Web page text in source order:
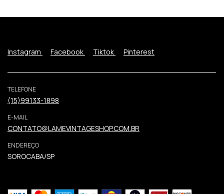
Instagram Facebook Tiktok Pinterest
TELEFONE
(15)99133-1898
E-MAIL
CONTATO@LAMEVINTAGESHOP.COM.BR
ENDEREÇO
SOROCABA/SP